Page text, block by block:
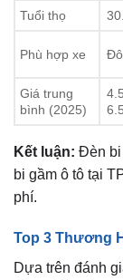
Tuổi thọ
Phù hợp xe
Giá trung
bình (2025)
Kết luận: Đèn bi
bi gầm ô tô tại
phí.
Top 3 Thương
Dựa trên đánh